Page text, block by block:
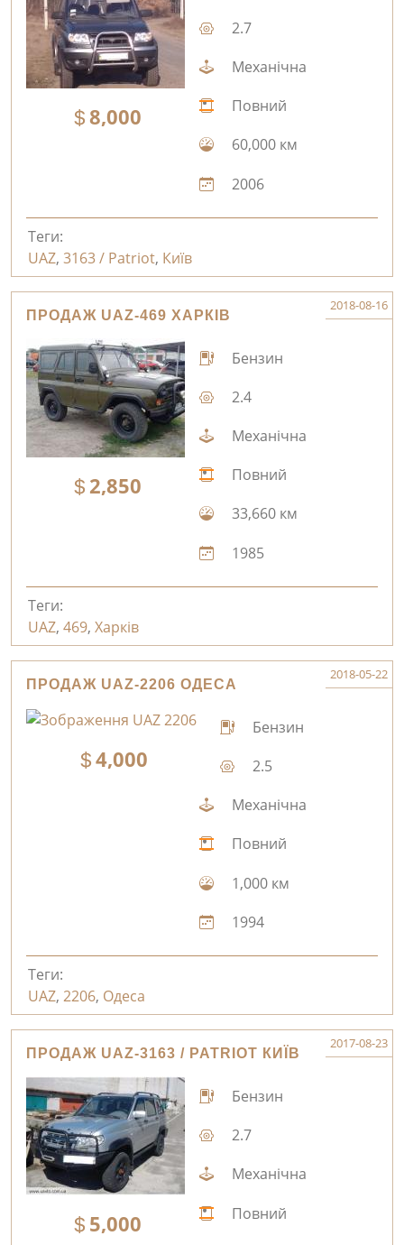
8,000
2.7
Механічна
Повний
60,000 км
2006
Теги:
UAZ, 3163 / Patriot, Київ
ПРОДАЖ UAZ-469 ХАРКІВ
2018-08-16
2,850
Бензин
2.4
Механічна
Повний
33,660 км
1985
Теги:
UAZ, 469, Харків
ПРОДАЖ UAZ-2206 ОДЕСА
2018-05-22
4,000
Бензин
2.5
Механічна
Повний
1,000 км
1994
Теги:
UAZ, 2206, Одеса
ПРОДАЖ UAZ-3163 / PATRIOT КИЇВ
2017-08-23
5,000
Бензин
2.7
Механічна
Повний